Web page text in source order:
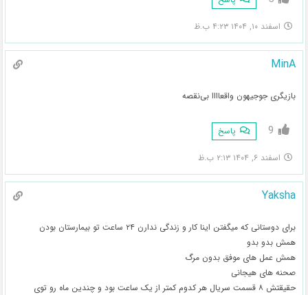
اسفند ۱۰, ۱۴۰۴ ۴:۲۳ ب.ظ
MinA
بازیگری جوجیهون واقعاااا بی‌نقصه
9 پاسخ
اسفند ۶, ۱۴۰۴ ۲:۱۳ ب.ظ
Yaksha
برای دوستانی که میگفتن اینا کار و زندگی ندارن ۲۴ ساعت تو بیمارستان بودن
همش بدو بدو
همش عمل های موفق بدون مرگ
صحنه های هیجانی
حقیقتش ۸ قسمت سریال هر کدوم کمتر از یک ساعت بود و چندین ماه رو توی